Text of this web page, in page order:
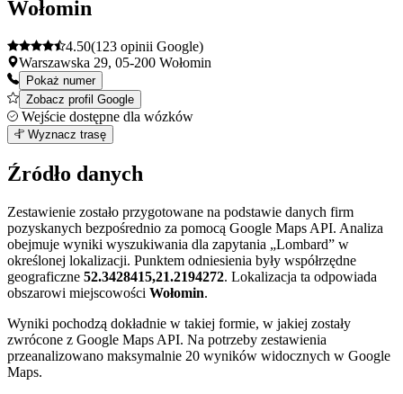
Wołomin
4.50(123 opinii Google)
Warszawska 29, 05-200 Wołomin
Pokaż numer
Zobacz profil Google
Wejście dostępne dla wózków
3
+
−
Wyznacz trasę
Źródło danych
Zestawienie zostało przygotowane na podstawie danych firm
pozyskanych bezpośrednio za pomocą Google Maps API. Analiza
obejmuje wyniki wyszukiwania dla zapytania „Lombard” w
określonej lokalizacji. Punktem odniesienia były współrzędne
geograficzne 52.3428415,21.2194272. Lokalizacja ta odpowiada
obszarowi miejscowości Wołomin.
Wyniki pochodzą dokładnie w takiej formie, w jakiej zostały
zwrócone z Google Maps API. Na potrzeby zestawienia
przeanalizowano maksymalnie 20 wyników widocznych w Google
Maps.